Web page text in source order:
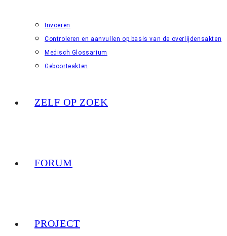
Invoeren
Controleren en aanvullen op basis van de overlijdensakten
Medisch Glossarium
Geboorteakten
ZELF OP ZOEK
FORUM
PROJECT